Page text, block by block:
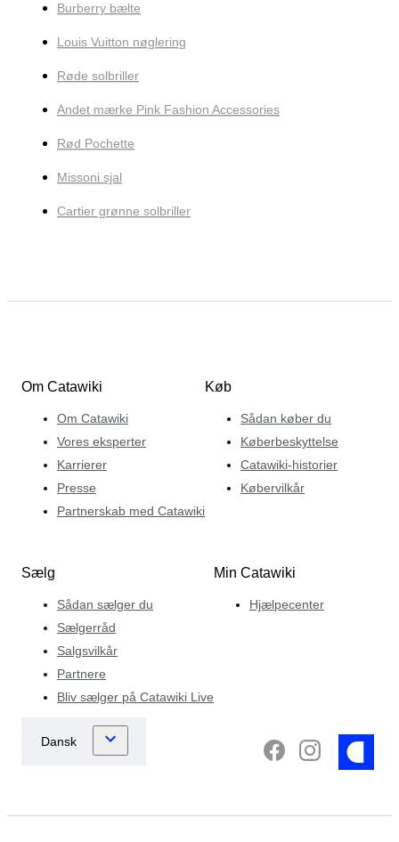
Burberry bælte
Louis Vuitton nøglering
Røde solbriller
Andet mærke Pink Fashion Accessories
Rød Pochette
Missoni sjal
Cartier grønne solbriller
Om Catawiki
Om Catawiki
Vores eksperter
Karrierer
Presse
Partnerskab med Catawiki
Køb
Sådan køber du
Køberbeskyttelse
Catawiki-historier
Købervilkår
Sælg
Sådan sælger du
Sælgerråd
Salgsvilkår
Partnere
Bliv sælger på Catawiki Live
Min Catawiki
Hjælpecenter